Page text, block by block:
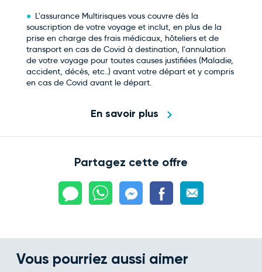
L'assurance Multirisques vous couvre dès la
souscription de votre voyage et inclut, en plus de la
prise en charge des frais médicaux, hôteliers et de
transport en cas de Covid à destination, l'annulation
de votre voyage pour toutes causes justifiées (Maladie,
accident, décès, etc..) avant votre départ et y compris
en cas de Covid avant le départ.
En savoir plus
Partagez cette offre
Vous pourriez aussi aimer